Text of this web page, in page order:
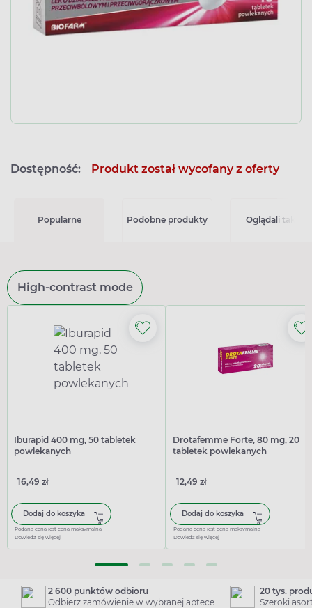
Dostępność: Produkt został wycofany z oferty
Popularne Podobne produkty Oglądali także
High-contrast mode
Iburapid 400 mg, 50 tabletek
powlekanych
16,49 zł
Dodaj do koszyka
Podana cena jest ceną maksymalną
Dowiedz się więcej
Drotafemme Forte, 80 mg, 20
tabletek powlekanych
12,49 zł
Dodaj do koszyka
Podana cena jest ceną maksymalną
Dowiedz się więcej
2 600 punktów odbioru
Odbierz zamówienie w wybranej aptece
20 tys.
Szeroki